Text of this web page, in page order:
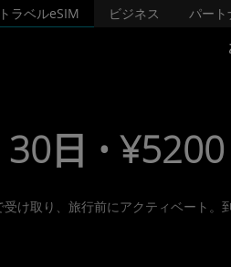
トラベルeSIM ビジネス パート
30日 • ¥5200
け取り、旅行前にアクティベート。